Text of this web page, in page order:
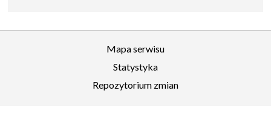
Mapa serwisu
Statystyka
Repozytorium zmian